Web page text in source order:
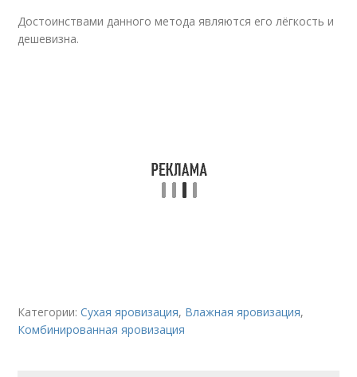
Достоинствами данного метода являются его лёгкость и
дешевизна.
Категории:Сухая яровизация, Влажная яровизация,
Комбинированная яровизация